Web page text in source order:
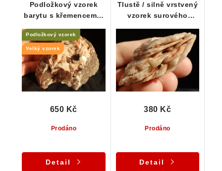
Podložkový vzorek
barytu s křemencem a
Podložkový vzorek
Velký vzorek
Prodáno
650 Kč
Detail
Tlustě / silně vrstvený
vzorek surového
Prodáno
380 Kč
Detail